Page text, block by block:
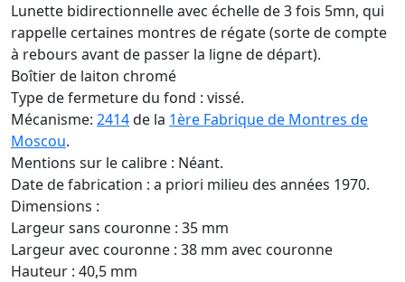
Lunette bidirectionnelle avec échelle de 3 fois 5mn, qui
rappelle certaines montres de régate (sorte de compte
à rebours avant de passer la ligne de départ).
Boîtier de laiton chromé
Type de fermeture du fond : vissé.
Mécanisme: 2414de la 1ère Fabrique de Montres de
Moscou.
Mentions sur le calibre : Néant.
Date de fabrication : a priori milieu des années 1970.
Dimensions :
Largeur sans couronne : 35 mm
Largeur avec couronne : 38 mm avec couronne
Hauteur : 40,5 mm